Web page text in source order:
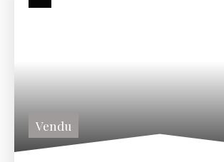
Vendu